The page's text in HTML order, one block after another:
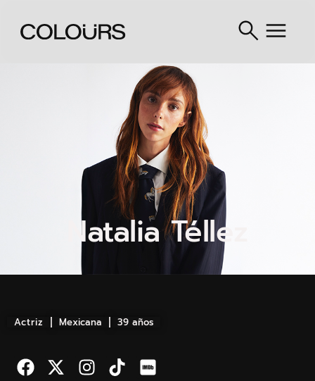
Natalia Téllez
Actriz Mexicana 39 años